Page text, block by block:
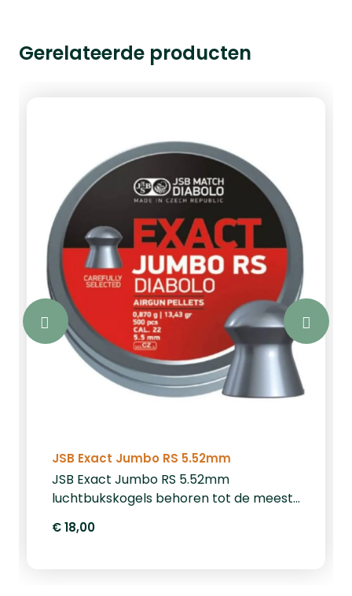
Gerelateerde producten
JSB Exact Jumbo RS 5.52mm
JSB Exact Jumbo RS 5.52mm
luchtbukskogels behoren tot de meest
luchtbukskogeltjes op de markt. Deze
€ 18,00